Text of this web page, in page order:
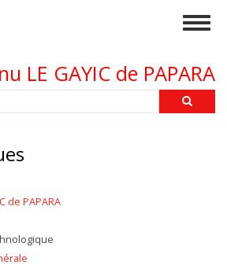
LE GAYIC de PAPARA
de PAPARA